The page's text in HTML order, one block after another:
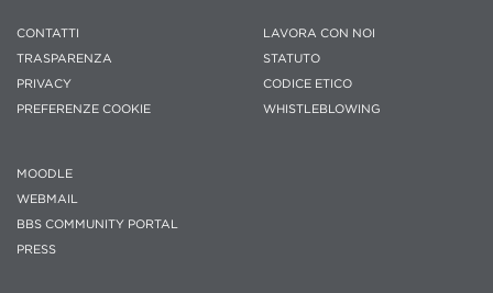
CONTATTI
TRASPARENZA
PRIVACY
PREFERENZE COOKIE
LAVORA CON NOI
STATUTO
CODICE ETICO
WHISTLEBLOWING
MOODLE
WEBMAIL
BBS COMMUNITY PORTAL
PRESS